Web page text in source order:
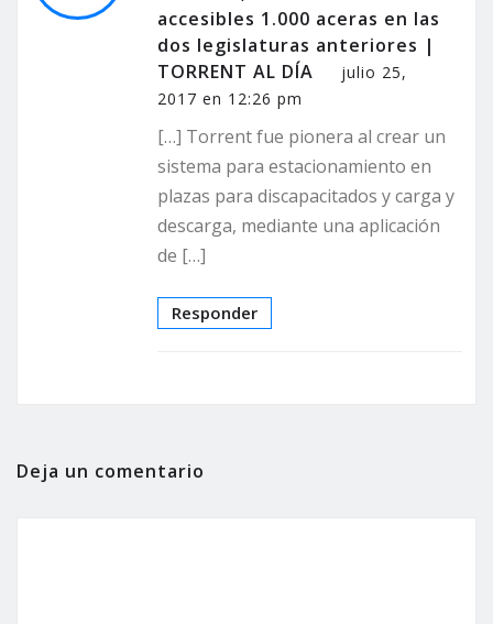
accesibles 1.000 aceras en las
dos legislaturas anteriores |
TORRENT AL DÍA
julio 25,
2017 en 12:26 pm
[…] Torrent fue pionera al crear un
sistema para estacionamiento en
plazas para discapacitados y carga y
descarga, mediante una aplicación
de […]
Responder
Deja un comentario